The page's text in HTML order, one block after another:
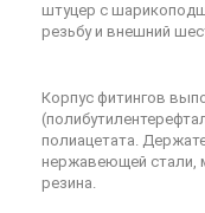
штуцер с
резьбу и внешний
Корпус фитингов
полиацетата.
нержавеющей стали,
резина.